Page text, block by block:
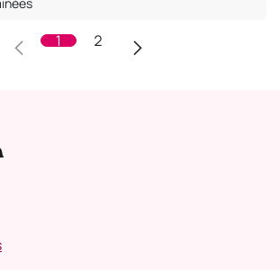
1 2